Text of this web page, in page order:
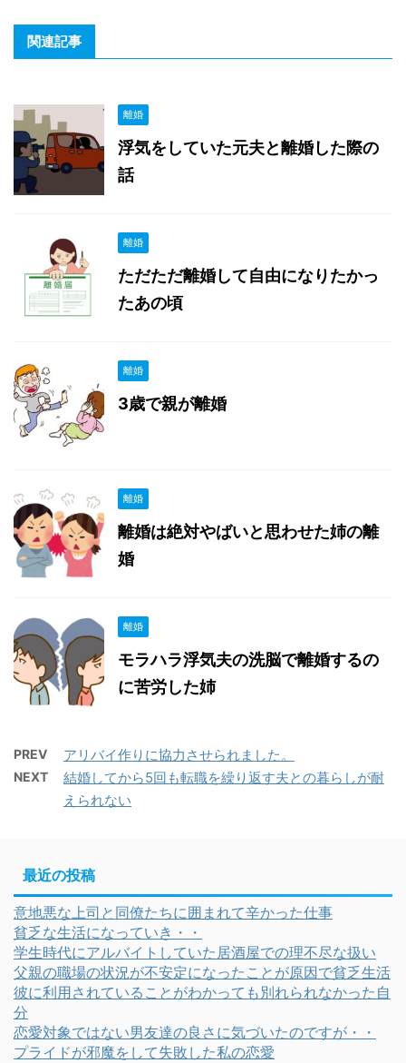
関連記事
離婚
浮気をしていた元夫と離婚した際の
話
離婚
ただただ離婚して自由になりたかっ
たあの頃
離婚
3歳で親が離婚
離婚
離婚は絶対やばいと思わせた姉の離
婚
離婚
モラハラ浮気夫の洗脳で離婚するの
に苦労した姉
PREV アリバイ作りに協力させられました。
NEXT
結婚してから5回も転職を繰り返す夫との暮らしが耐
えられない
最近の投稿
意地悪な上司と同僚たちに囲まれて辛かった仕事
貧乏な生活になっていき・・
学生時代にアルバイトしていた居酒屋での理不尽な扱い
父親の職場の状況が不安定になったことが原因で貧乏生活
彼に利用されていることがわかっても別れられなかった自
分
恋愛対象ではない男友達の良さに気づいたのですが・・
プライドが邪魔をして失敗した私の恋愛